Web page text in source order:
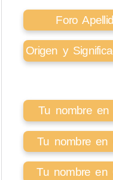
Foro
Origen y
Tu nombre en
Tu nombre en
Tu nombre en